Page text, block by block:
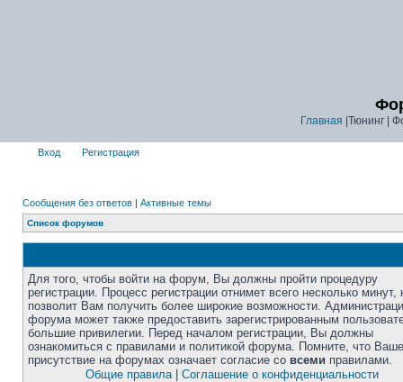
Главная |Тюнинг |
Вход Регистрация
Сообщения без ответов | Активные темы
Список форумов
Для того, чтобы войти на форум, Вы должны пройти процедуру
регистрации. Процесс регистрации отнимет всего несколько минут,
позволит Вам получить более широкие возможности.
форума может также предоставить зарегистрированным
большие привилегии. Перед началом регистрации, Вы должны
ознакомиться с правилами и политикой форума. Помните, что Ваше
присутствие на форумах означает согласие со всеми правилами.
Общие правила| Соглашение о конфиденциальности